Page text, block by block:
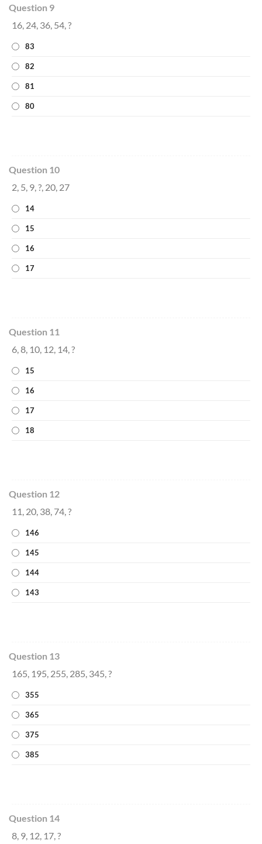
Question 9
16, 24, 36, 54, ?
83
82
81
80
Question 10
2, 5, 9, ?, 20, 27
14
15
16
17
Question 11
6, 8, 10, 12, 14, ?
15
16
17
18
Question 12
11, 20, 38, 74, ?
146
145
144
143
Question 13
165, 195, 255, 285, 345, ?
355
365
375
385
Question 14
8, 9, 12, 17, ?